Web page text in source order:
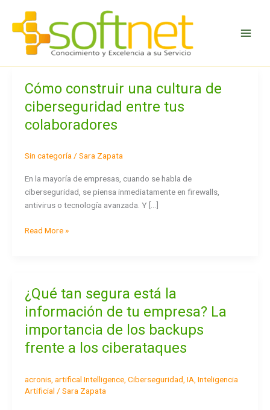
contenido
Cómo construir una cultura de
ciberseguridad entre tus
colaboradores
Sin categoría/ Sara Zapata
En la mayoría de empresas, cuando se habla de
ciberseguridad, se piensa inmediatamente en firewalls,
antivirus o tecnología avanzada. Y […]
Cómo
construir
una
cultura
ciberseguridad
tus
colaboradores
Read More »
¿Qué tan segura está la
información de tu empresa? La
importancia de los backups
frente a los ciberataques
acronis, artifical Intelligence, Ciberseguridad IA Inteligencia
Artificial / Sara Zapata
¿Qué
tan
segura
está
la
tu
empresa?